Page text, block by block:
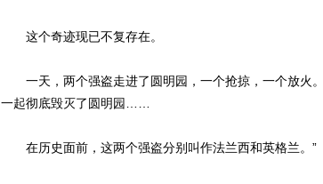
这个奇迹现已不复存在。
一天，两个强盗走进了圆明园，一个抢掠，一个放火
一起彻底毁灭了圆明园……
在历史面前，这两个强盗分别叫作法兰西和英格兰。”